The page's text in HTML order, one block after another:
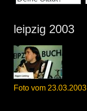
leipzig 2003
Foto vom 23.03.2003